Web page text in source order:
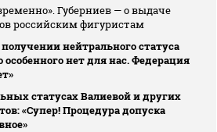
Губерниев — о выдаче
российским фигуристам
нейтрального статуса
нет для нас. Федерация
статусах Валиевой и других
«Супер! Процедура допуска